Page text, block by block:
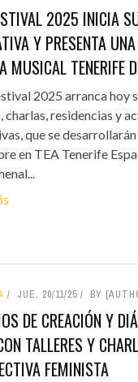
2025 INICIA
Y PRESENTA
MUSICAL TENERIFE
2025 arranca hoy
charlas, residencias y
que se desarrollarán
en TEA Tenerife
JUE, 20/11/25 BY
DE CREACIÓN Y
TALLERES Y
FEMINISTA